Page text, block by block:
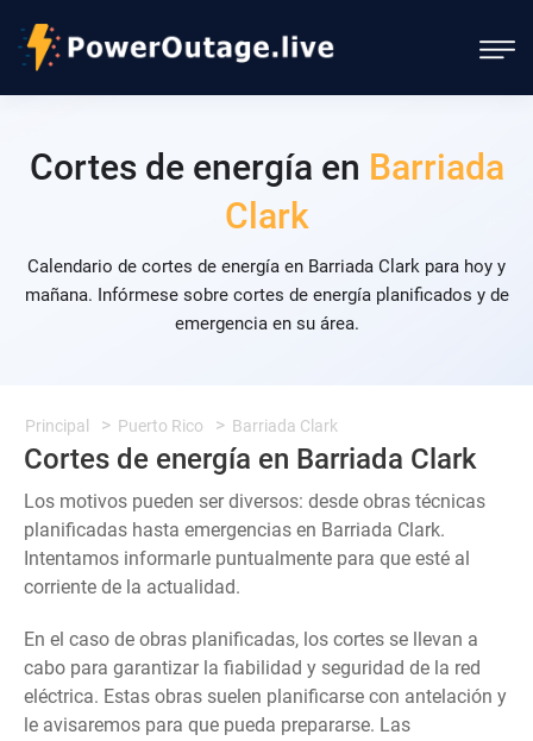
Cortes de energía en Barriada
Clark
Calendario de cortes de energía en Barriada Clark para hoy y
mañana. Infórmese sobre cortes de energía planificados y de
emergencia en su área.
Principal Puerto Rico Barriada Clark
Cortes de energía en Barriada Clark
Los motivos pueden ser diversos: desde obras técnicas
planificadas hasta emergencias en Barriada Clark.
Intentamos informarle puntualmente para que esté al
corriente de la actualidad.
En el caso de obras planificadas, los cortes se llevan a
cabo para garantizar la fiabilidad y seguridad de la red
eléctrica. Estas obras suelen planificarse con antelación y
le avisaremos para que pueda prepararse. Las